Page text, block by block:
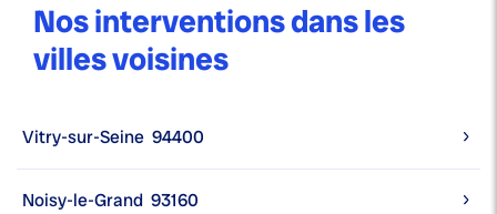
Nos interventions dans les
villes voisines
Vitry-sur-Seine 94400
Noisy-le-Grand 93160